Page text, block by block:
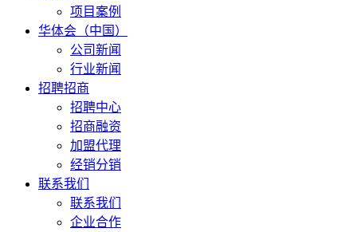
项目案例
华体会（中国）
公司新闻
行业新闻
招聘招商
招聘中心
招商融资
加盟代理
经销分销
联系我们
联系我们
企业合作